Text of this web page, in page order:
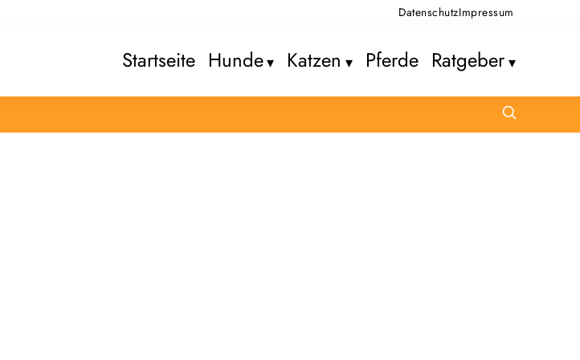
DatenschutzImpressum
Startseite Hunde Katzen Pferde Ratgeber